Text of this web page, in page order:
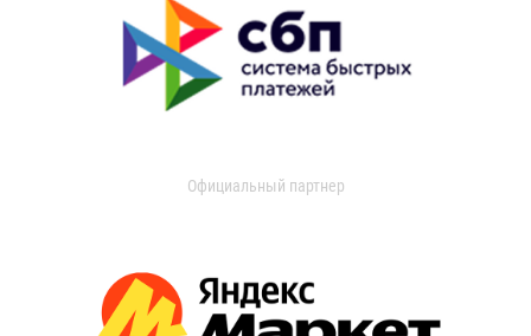
Официальный партнер